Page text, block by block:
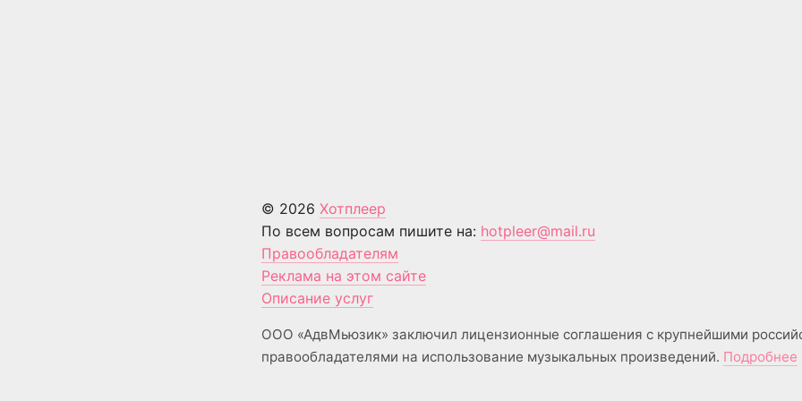
© 2026 Хотплеер
По всем вопросам пишите на: hotpleer@mail.ru
Правообладателям
Реклама на этом сайте
Описание услуг
ООО «АдвМьюзик» заключил лицензионные соглашения с крупнейшими
правообладателями на использование музыкальных произведений. Подробнее